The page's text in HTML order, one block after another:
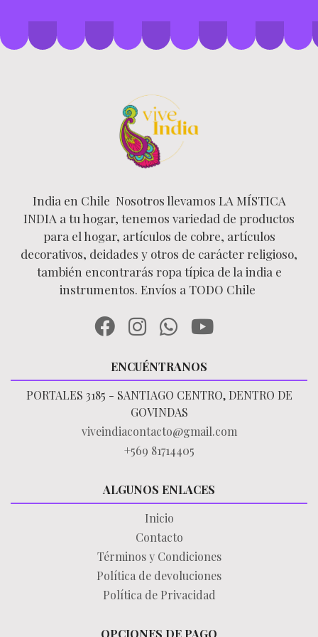
India en Chile Nosotros llevamos LA MÍSTICA
INDIA a tu hogar, tenemos variedad de productos
para el hogar, artículos de cobre, artículos
decorativos, deidades y otros de carácter religioso,
también encontrarás ropa típica de la india e
instrumentos. Envíos a TODO Chile
ENCUÉNTRANOS
PORTALES 3185 - SANTIAGO CENTRO, DENTRO DE
GOVINDAS
viveindiacontacto@gmail.com
+569 81714405
ALGUNOS ENLACES
Inicio
Contacto
Términos y Condiciones
Política de devoluciones
Política de Privacidad
OPCIONES DE PAGO